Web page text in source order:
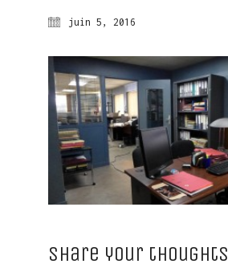
juin 5, 2016
Share your thoughts